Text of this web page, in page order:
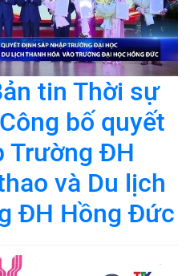
tin Thời sự
bố quyết
Trường ĐH
và Du lịch
ĐH Hồng Đức